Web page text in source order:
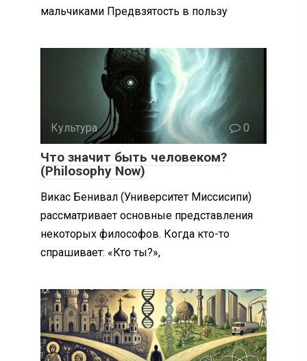
мальчиками Предвзятость в пользу
Культура 0
Что значит быть человеком?
(Philosophy Now)
Викас Бенивал (Университет Миссисипи)
рассматривает основные представления
некоторых философов. Когда кто-то
спрашивает: «Кто ты?»,